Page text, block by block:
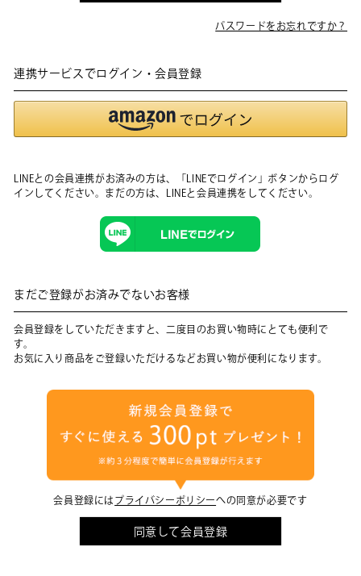
パスワードをお忘れですか？
連携サービスでログイン・会員登録
LINEとの会員連携がお済みの方は、「LINEでログイン」ボタンからログ
インしてください。まだの方は、
LINEと会員連携をしてください。
まだご登録がお済みでないお客様
会員登録をしていただきますと、二度目のお買い物時にとても便利で
す。
お気に入り商品をご登録いただけるなどお買い物が便利になります。
会員登録には プライバシーポリシーへの同意が必要です
同意して会員登録